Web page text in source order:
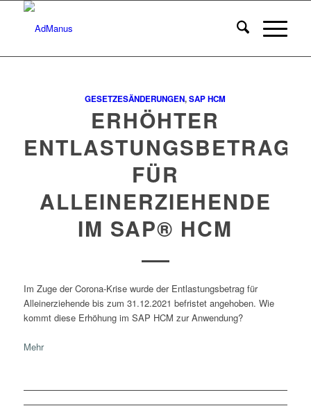
GESETZESÄNDERUNGEN,SAP HCM
ERHÖHTER
ENTLASTUNGSBETRAG
FÜR
ALLEINERZIEHENDE
IM SAP® HCM
Im Zuge der Corona-Krise wurde der Entlastungsbetrag für
Alleinerziehende bis zum 31.12.2021 befristet angehoben. Wie
kommt diese Erhöhung im SAP HCM zur Anwendung?
Mehr